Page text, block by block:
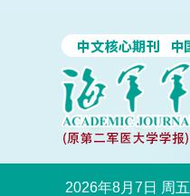
2026年8月7日 周五